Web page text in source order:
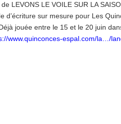
LEVONS LE VOILE SUR LA
d’écriture sur mesure pour Les
jouée entre le 15 et le 20 juin
www.quinconces-espal.com/la…/